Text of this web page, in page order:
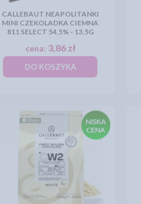
CALLEBAUT NEAPOLITANKI
MINI CZEKOLADKA CIEMNA
811 SELECT 54,5% - 13,5G
cena: 3,86 zł
DO KOSZYKA